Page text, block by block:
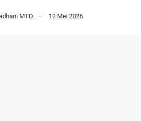
MTD. 12 Mei 2026